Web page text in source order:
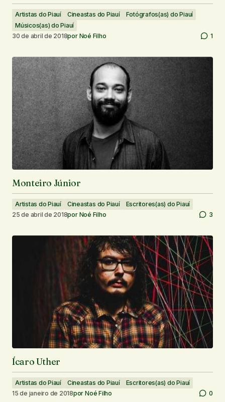
Artistas do Piauí Cineastas do Piauí
Fotógrafos(as) do Piauí
Músicos(as) do Piauí
30 de abril de 2018por Noé Filho 1
Monteiro Júnior
Artistas do Piauí Cineastas do Piauí
Escritores(as) do Piauí
25 de abril de 2018por Noé Filho 3
Ícaro Uther
Artistas do Piauí Cineastas do Piauí
Escritores(as) do Piauí
15 de janeiro de 2018por Noé Filho 0